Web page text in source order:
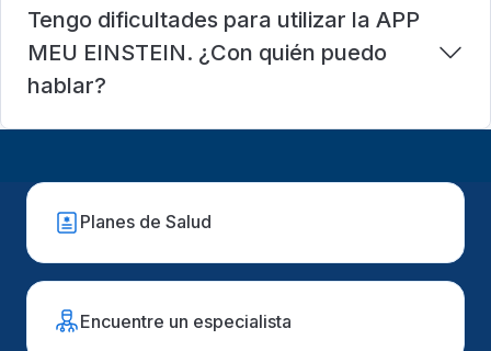
Tengo dificultades para utilizar la APP
MEU EINSTEIN. ¿Con quién puedo
hablar?
Planes de Salud
Encuentre un especialista